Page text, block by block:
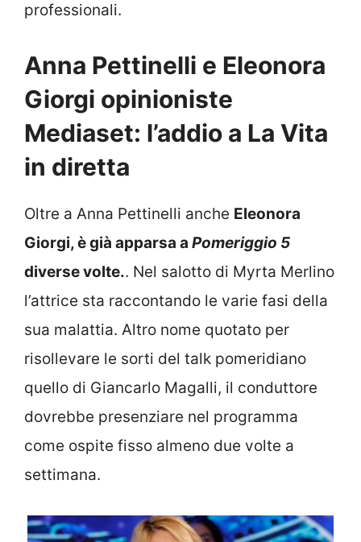
professionali.
Anna Pettinelli e Eleonora
Giorgi opinioniste
Mediaset: l’addio a La Vita
in diretta
Oltre a Anna Pettinelli anche Eleonora
Giorgi, è già apparsa a Pomeriggio 5
diverse volte.. Nel salotto di Myrta Merlino
l’attrice sta raccontando le varie fasi della
sua malattia. Altro nome quotato per
risollevare le sorti del talk pomeridiano
quello di Giancarlo Magalli, il conduttore
dovrebbe presenziare nel programma
come ospite fisso almeno due volte a
settimana.